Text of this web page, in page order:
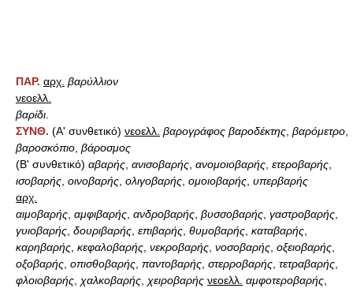
ΠΑΡ. αρχ. βαρύλλιον
νεοελλ.
βαρίδι
ΣΥΝΘ. (Α' συνθετικό) νεοελλ. βαρογράφος βαροδέκτης βαρόμετρο
βαροσκόπιο βάροσμος
(Β' συνθετικό) αβαρής ανισοβαρής ανομοιοβαρής ετεροβαρής
ισοβαρής οινοβαρής ολιγοβαρής ομοιοβαρής υπερβαρής
αρχ.
αιμοβαρής αμφιβαρής ανδροβαρής βυσσοβαρής γαστροβαρής
γυιοβαρής δουριβαρής επιβαρής θυμοβαρής καταβαρής
καρηβαρής κεφαλοβαρής νεκροβαρής νοσοβαρής οξειοβαρής
οξοβαρής οπισθοβαρής παντοβαρής στερροβαρής τετραβαρής
φλοιοβαρής χαλκοβαρής χειροβαρής νεοελλ. αμφοτεροβαρής